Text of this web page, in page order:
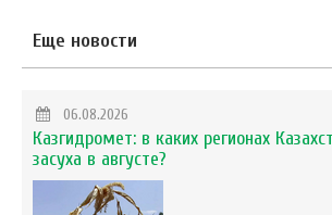
Еще новости
06.08.2026
Казгидромет: в каких регионах
засуха в августе?